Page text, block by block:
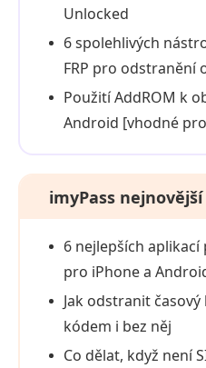
Unlocked
6 spolehlivých
FRP pro odstranění
Použití AddROM k
Android [vhodné
imyPass nejnovější
6 nejlepších aplikací
pro iPhone a
Jak odstranit
kódem i bez něj
Co dělat, když není